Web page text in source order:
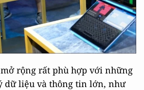
rộng rất phù hợp với những
dữ liệu và thông tin lớn, như